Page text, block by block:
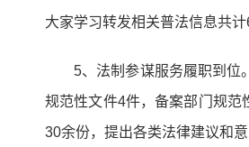
大家学习转发相关普法信息共
5、法制参谋服务履职到位
规范性文件4件，备案部门规范
30余份，提出各类法律建议和意